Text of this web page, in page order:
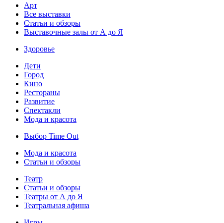
Арт
Все выставки
Статьи и обзоры
Выставочные залы от А до Я
Здоровье
Дети
Город
Кино
Рестораны
Развитие
Спектакли
Мода и красота
Выбор Time Out
Мода и красота
Статьи и обзоры
Театр
Статьи и обзоры
Театры от А до Я
Театральная афиша